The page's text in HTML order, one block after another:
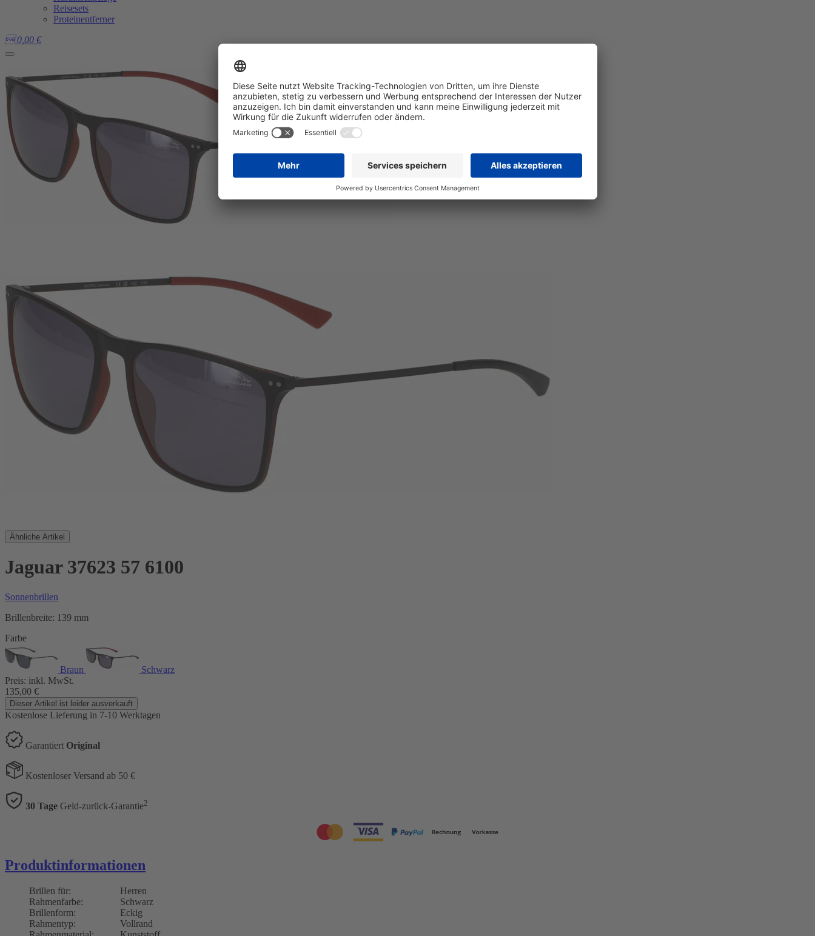
Reisesets
Proteinentferner
 0,00 €
Ähnliche Artikel
Jaguar 37623 57 6100
Sonnenbrillen
Brillenbreite: 139 mm
Farbe
Braun
Schwarz
Preis: inkl. MwSt.
135,00 €
Dieser Artikel ist leider ausverkauft
Kostenlose Lieferung in 7-10 Werktagen
Garantiert Original
Kostenloser Versand ab 50 €
30 Tage Geld-zurück-Garantie2
Produktinformationen
Brillen für:
Herren
Rahmenfarbe:
Schwarz
Brillenform:
Eckig
Rahmentyp:
Vollrand